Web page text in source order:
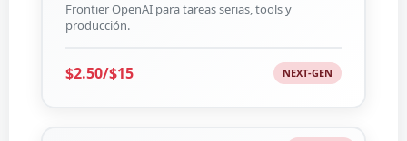
Frontier OpenAI para tareas serias, tools y
producción.
$2.50/$15 NEXT-GEN